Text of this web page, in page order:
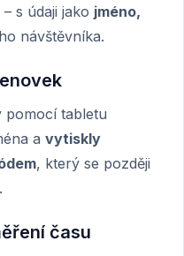
s údaji jako jméno,
návštěvníka.
pomocí tabletu
a vytiskly
, který se později
času